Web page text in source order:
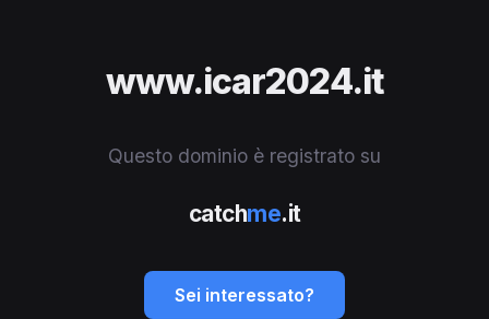
www.icar2024.it
Questo dominio è registrato su
catchme.it
Sei interessato?